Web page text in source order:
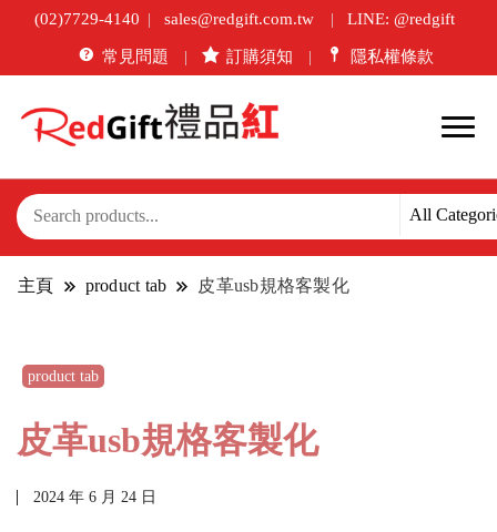
(02)7729-4140 sales@redgift.com.tw LINE: @redgift
常見問題 訂購須知 隱私權條款
主頁 product tab 皮革usb規格客製化
product tab
皮革usb規格客製化
2024 年 6 月 24 日